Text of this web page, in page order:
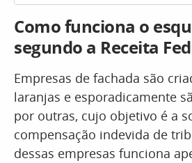
Como funciona o
segundo a Receita
Empresas de fachada são
laranjas e esporadicamente
por outras, cujo objetivo é a
compensação indevida de
dessas empresas funciona